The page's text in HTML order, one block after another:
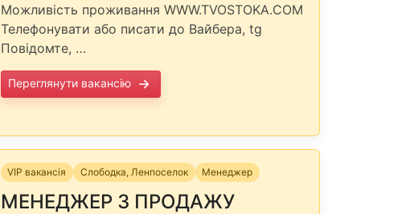
Можливість проживання WWW.TVOSTOKA.COM
Телефонувати або писати до Вайбера, tg
Повідомте, …
Переглянути вакансію
VIP вакансія Слободка, Ленпоселок Менеджер
МЕНЕДЖЕР З ПРОДАЖУ